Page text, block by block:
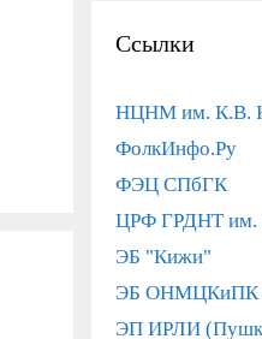
Ссылки
НЦНМ им. К.В.
ФолкИнфо.Ру
ФЭЦ СПбГК
ЦРФ ГРДНТ им.
ЭБ "Кижи"
ЭБ ОНМЦКиПК
ЭП ИРЛИ